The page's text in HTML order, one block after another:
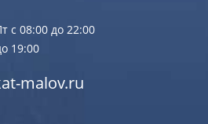
с 08:00 до 22:00
19:00
malov.ru